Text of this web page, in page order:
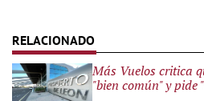
Más Vuelos critica
"bien común" y